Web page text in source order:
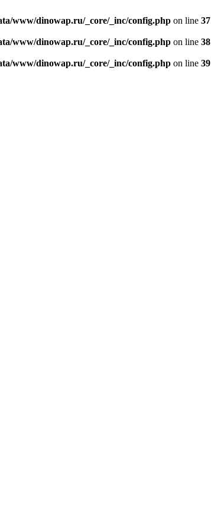
www/dinowap.ru/_core/_inc/config.php on line 37
www/dinowap.ru/_core/_inc/config.php on line 38
www/dinowap.ru/_core/_inc/config.php on line 39